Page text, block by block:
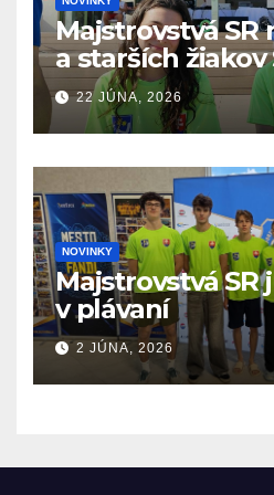
Majstrovstvá SR
a starších žiakov
19.6. – 21.6.2026
22 JÚNA, 2026
NOVINKY
Majstrovstvá SR
v plávaní
2 JÚNA, 2026